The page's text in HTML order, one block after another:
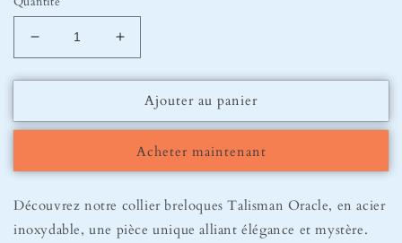
Réduire
la
quantité
Collier
Augmenter
la
quantité
Collier
Aura
Ajouter au panier
Acheter maintenant
Découvrez notre collier breloques Talisman Oracle, en acier
inoxydable, une pièce unique alliant élégance et mystère.